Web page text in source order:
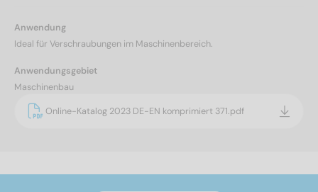
Anwendung
Ideal für Verschraubungen im Maschinenbereich.
Anwendungsgebiet
Maschinenbau
Online-Katalog 2023 DE-EN komprimiert 371.pdf